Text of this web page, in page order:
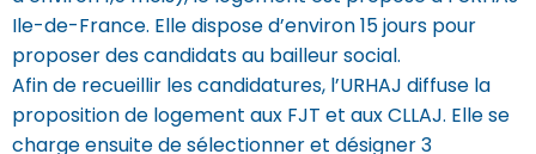
Ile-de-France. Elle dispose d’environ 15 jours pour
proposer des candidats au bailleur social.
Afin de recueillir les candidatures, l’URHAJ diffuse la
proposition de logement aux FJT et aux CLLAJ. Elle se
charge ensuite de sélectionner et désigner 3